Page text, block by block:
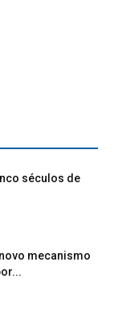
séculos de
mecanismo